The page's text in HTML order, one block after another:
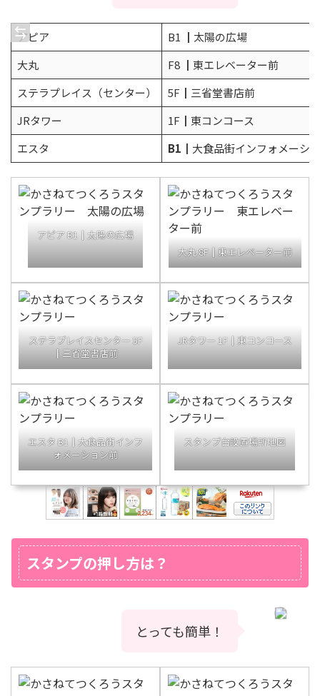
アピア
B1 ┃太陽の広場
大丸
F8 ┃東エレベーター前
ステラプレイス（センター）
5F┃三省堂書店前
JRタワー
1F┃東コンコース
エスタ
B1┃ 大食品街インフォメーシ
アピア B1┃太陽の広場
大丸 8F┃東エレベーター前
ステラプレイスセンター 5F
┃三省堂書店前
JRタワー 1F┃東コンコース
エスタ B1┃大食品街インフ
ォメーション前
スタンプ台設置場所地図
スタンプの押し方は？
とっても簡単！